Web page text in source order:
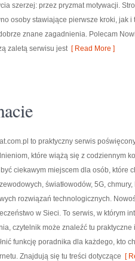
szerzej: przez pryzmat motywacji.
osoby stawiające pierwsze kroki, jak
znane zagadnienia. Polecam
zaletą serwisu jest[ Read More ]
to praktyczny serwis
które wiążą się z codziennym
ciekawym miejscem dla osób, które
światłowodów, 5G,
rozwiązań technologicznych.
w Sieci. To serwis, w którym
czytelnik może znaleźć tu
funkcję poradnika dla każdego, kto
Znajdują się tu treści dotyczące [